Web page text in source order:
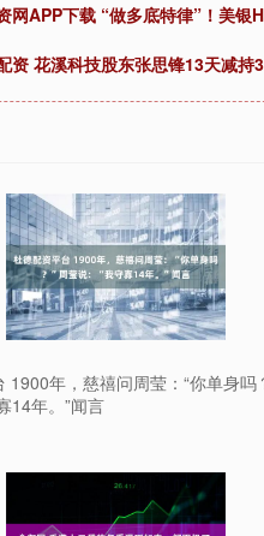
网APP下载 “做多底特律”！美
资 花溪科技股东张思锋13天减
1900年，慈禧问周莹：“你单身吗
14年。”闻言